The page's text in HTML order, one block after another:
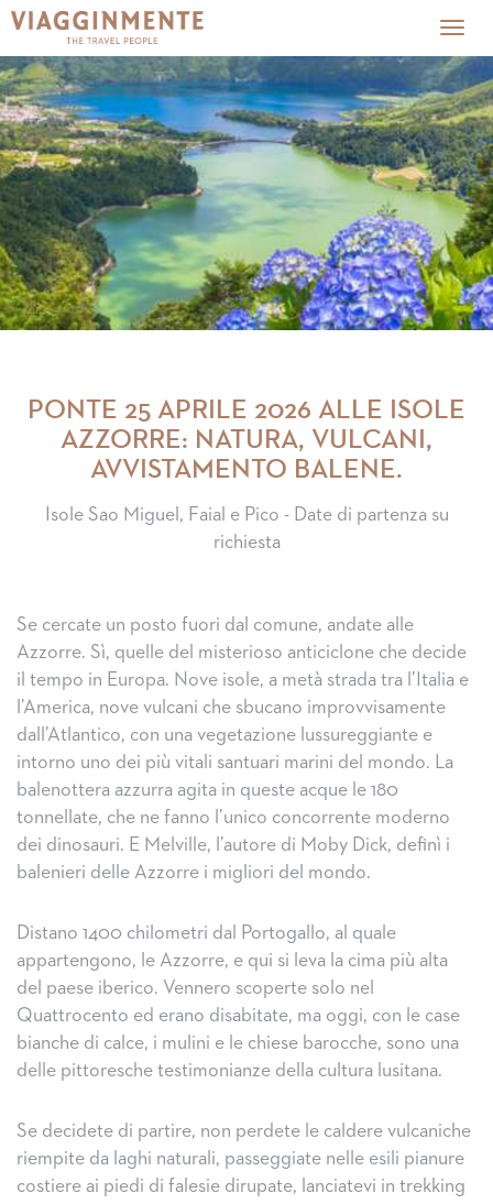
PONTE 25 APRILE 2026 ALLE ISOLE
AZZORRE: NATURA, VULCANI,
AVVISTAMENTO BALENE.
Isole Sao Miguel, Faial e Pico - Date di partenza su
richiesta
Se cercate un posto fuori dal comune, andate alle
Azzorre. Sì, quelle del misterioso anticiclone che decide
il tempo in Europa. Nove isole, a metà strada tra l’Italia e
l’America, nove vulcani che sbucano improvvisamente
dall’Atlantico, con una vegetazione lussureggiante e
intorno uno dei più vitali santuari marini del mondo. La
balenottera azzurra agita in queste acque le 180
tonnellate, che ne fanno l’unico concorrente moderno
dei dinosauri. E Melville, l’autore di Moby Dick, definì i
balenieri delle Azzorre i migliori del mondo.
Distano 1400 chilometri dal Portogallo, al quale
appartengono, le Azzorre, e qui si leva la cima più alta
del paese iberico. Vennero scoperte solo nel
Quattrocento ed erano disabitate, ma oggi, con le case
bianche di calce, i mulini e le chiese barocche, sono una
delle pittoresche testimonianze della cultura lusitana.
Se decidete di partire, non perdete le caldere vulcaniche
riempite da laghi naturali, passeggiate nelle esili pianure
costiere ai piedi di falesie dirupate, lanciatevi in trekking